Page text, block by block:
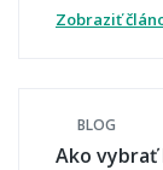
Aký veľký
Zobraziť
BLOG
Ako vybrať